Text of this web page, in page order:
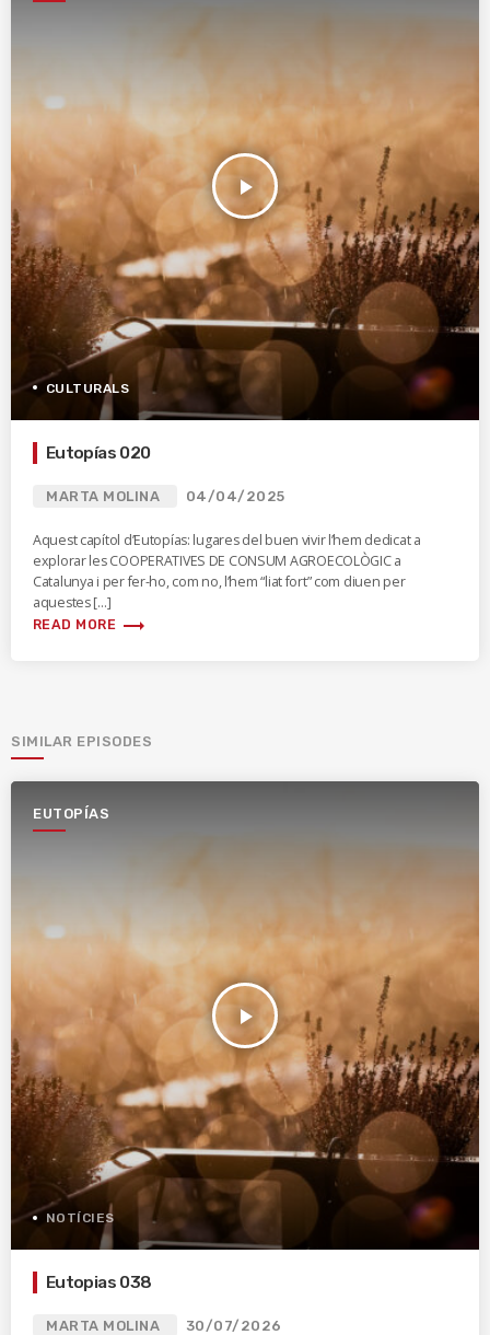
play_arrow
CULTURALS
Eutopías 020
MARTA MOLINA 04/04/2025
Aquest capítol d’Eutopías: lugares del buen vivir l’hem dedicat a
explorar les COOPERATIVES DE CONSUM AGROECOLÒGIC a
Catalunya i per fer-ho, com no, l’hem “liat fort” com diuen per
aquestes […]
READ MORE trending_flat
SIMILAR EPISODES
EUTOPÍAS
play_arrow
NOTÍCIES
Eutopias 038
MARTA MOLINA 30/07/2026